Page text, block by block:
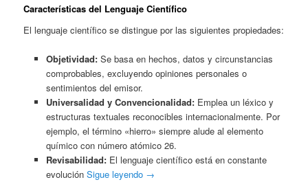
Características del Lenguaje Científico
El lenguaje científico se distingue por las siguientes propiedades:
Objetividad:Se basa en hechos, datos y circunstancias
comprobables, excluyendo opiniones personales o
sentimientos del emisor.
Universalidad y Convencionalidad:Emplea un léxico y
estructuras textuales reconocibles internacionalmente. Por
ejemplo, el término «hierro» siempre alude al elemento
químico con número atómico 26.
Revisabilidad:El lenguaje científico está en constante
evolución Sigue leyendo →